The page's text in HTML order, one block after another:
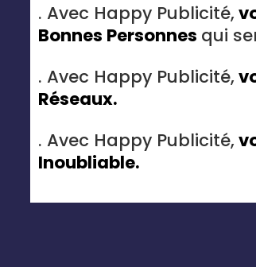
. Avec Happy Publicité,
Bonnes Personnes qui
. Avec Happy Publicité,
Réseaux.
. Avec Happy Publicité,
Inoubliable.